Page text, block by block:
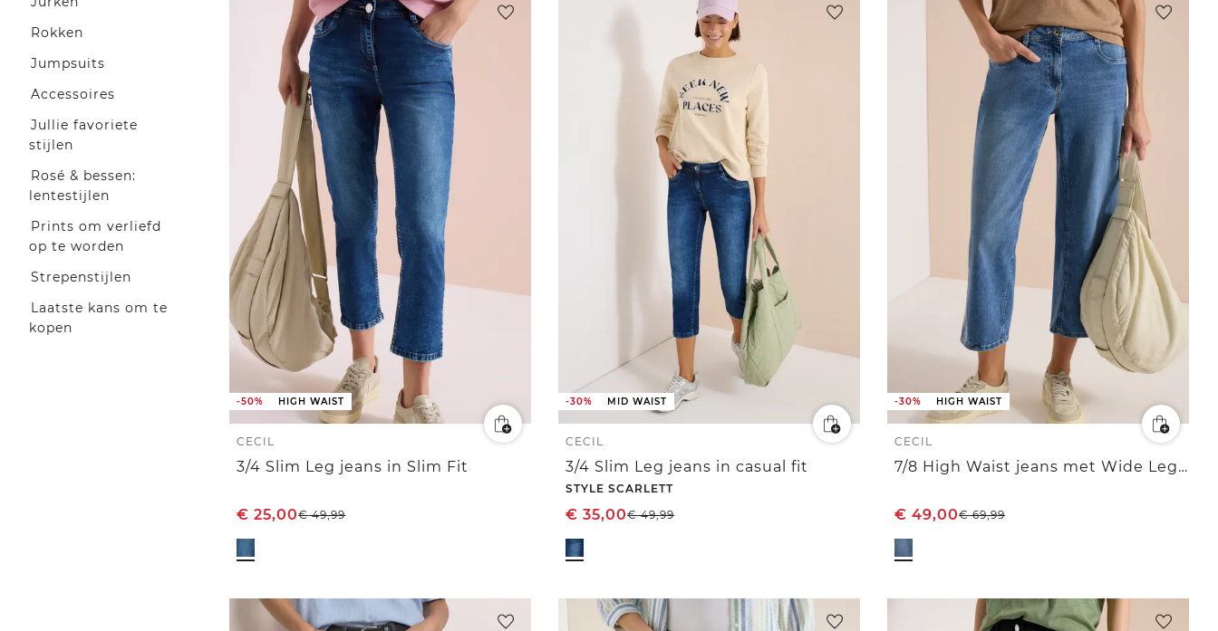
Rokken
Jumpsuits
Accessoires
Jullie favoriete
stijlen
Rosé & bessen:
lentestijlen
Prints om verliefd
op te worden
Strepenstijlen
Laatste kans om te
kopen
-50% HIGH WAIST
CECIL
3/4 Slim Leg jeans in Slim Fit
€ 25,00€49,99
-30% MID WAIST
CECIL
3/4 Slim Leg jeans in casual fit
STYLE SCARLETT
€ 35,00€49,99
-30% HIGH WAIST
CECIL
7/8 High Waist jeans met Wide Legs en borduursel
€ 49,00€69,99